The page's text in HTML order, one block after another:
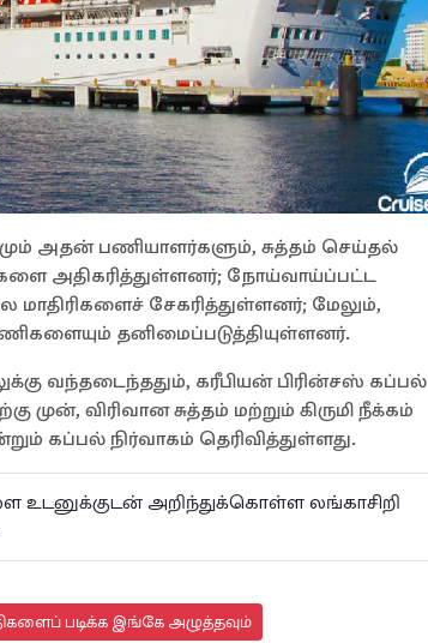
அதன் பணியாளர்களும், சுத்தம் செய்தல்
அதிகரித்துள்ளனர்; நோய்வாய்ப்பட்ட
மாதிரிகளைச் சேகரித்துள்ளனர்; மேலும்,
தனிமைப்படுத்தியுள்ளனர்.
வந்தடைந்ததும், கரீபியன் பிரின்சஸ் கப்பல்
விரிவான சுத்தம் மற்றும் கிருமி நீக்கம்
கப்பல் நிர்வாகம் தெரிவித்துள்ளது.
உடனுக்குடன் அறிந்துக்கொள்ள லங்காசிறி
படிக்க இங்கே அழுத்தவும்